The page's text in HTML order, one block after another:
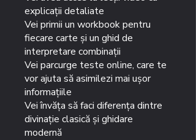
explicații detaliate
Vei primii un workbook pentru
fiecare carte și un ghid de
interpretare combinații
Vei parcurge teste online, care te
vor ajuta să asimilezi mai ușor
informațiile
Vei învăța să faci diferența dintre
divinație clasică și ghidare
modernă​